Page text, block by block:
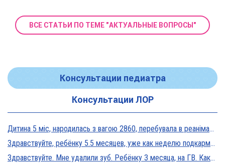
ВСЕ СТАТЬИ ПО ТЕМЕ "АКТУАЛЬНЫЕ ВОПРОСЫ"
Консультации педиатра
Консультации ЛОР
Дитина 5 міс, народилась з вагою 2860, перебувала в реанімації у дуже тяжкому стані, діагноз Гіпоксична енцефалопатія 2 ст. На даний момент вага 5800, відмовляється від їжі, плаче близько 5 днів, періоди активності присутні, стул зі слизом зелений оформлений, на штучному вигодовуванні Нан безлактозний,за раз або з перервами з'їдає 90-120 мл. Прошу допомоги в даній ситуації?
Здравствуйте, ребёнку 5.5 месяцев, уже как неделю подкармливаю смесью, пробовали 3 вида нан, милупа и остановились на малютке премиум, только вчера появились красные пятна вокруг рта после кормления смесью, и мы опять попробовали милупа и нан, реакция осталась, что делать?
Здравствуйте. Мне удалили зуб. Ребёнку 3 месяца, на ГВ. Какие антибиотики можно принимать? Спасибо